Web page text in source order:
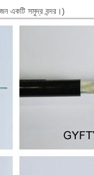
একটি সমুদ্র বন্দর।)